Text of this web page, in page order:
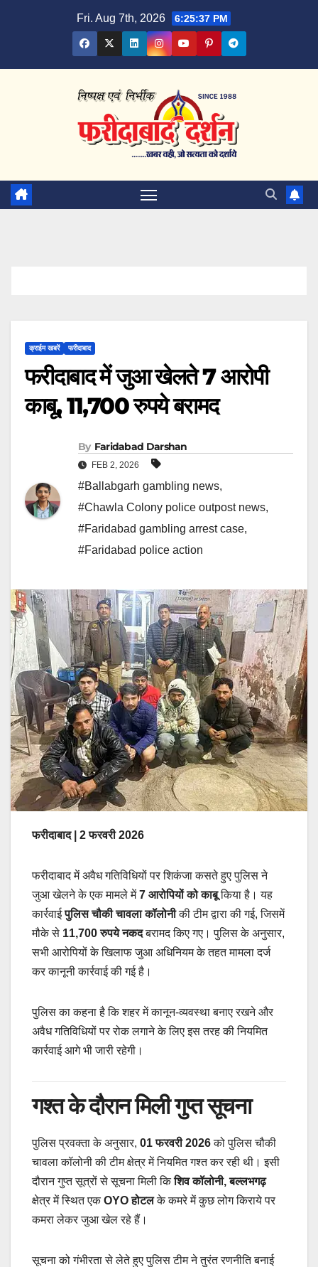
Fri. Aug 7th, 2026 6:25:38 PM
क्राईम खबरें फरीदाबाद
फरीदाबाद में जुआ खेलते 7 आरोपी
काबू, 11,700 रुपये बरामद
By Faridabad Darshan
FEB 2, 2026
#Ballabgarh gambling news,
#Chawla Colony police outpost news,
#Faridabad gambling arrest case,
#Faridabad police action
फरीदाबाद | 2 फरवरी 2026
फरीदाबाद में अवैध गतिविधियों पर शिकंजा कसते हुए पुलिस ने
जुआ खेलने के एक मामले में7 आरोपियों को काबूकिया है। यह
कार्रवाईपुलिस चौकी चावला कॉलोनीकी टीम द्वारा की गई, जिसमें
मौके से 11,700 रुपये नकदबरामद किए गए। पुलिस के अनुसार,
सभी आरोपियों के खिलाफ जुआ अधिनियम के तहत मामला दर्ज
कर कानूनी कार्रवाई की गई है।
पुलिस का कहना है कि शहर में कानून-व्यवस्था बनाए रखने और
अवैध गतिविधियों पर रोक लगाने के लिए इस तरह की नियमित
कार्रवाई आगे भी जारी रहेगी।
गश्त के दौरान मिली गुप्त सूचना
पुलिस प्रवक्ता के अनुसार, 01 फरवरी 2026को पुलिस चौकी
चावला कॉलोनी की टीम क्षेत्र में नियमित गश्त कर रही थी। इसी
दौरान गुप्त सूत्रों से सूचना मिली किशिव कॉलोनी, बल्लभगढ़
क्षेत्र में स्थित एकOYO होटलके कमरे में कुछ लोग किराये पर
कमरा लेकर जुआ खेल रहे हैं।
सूचना को गंभीरता से लेते हुए पुलिस टीम ने तुरंत रणनीति बनाई